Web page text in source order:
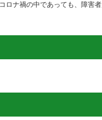
ロナ禍の中であっても、障害